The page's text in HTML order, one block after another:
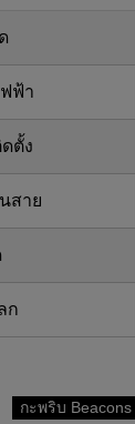
ฟ้า
ตั้ง
สาย
ก
กะพริบ Beacons